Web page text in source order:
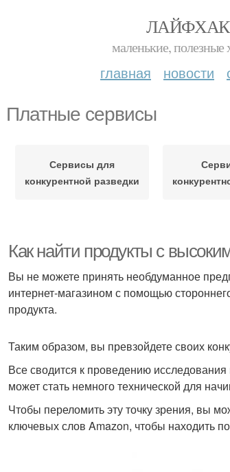
маленькие, полезные
главная новости
Платные сервисы
Сервисы для
конкурентной разведки
Как найти продукты с
Вы не можете принять необдуманное
интернет-магазином с помощью
продукта.
Таким образом, вы превзойдете своих
Все сводится к проведению
может стать немного технической для
Чтобы переломить эту точку зрения, вы
ключевых слов Amazon, чтобы находить